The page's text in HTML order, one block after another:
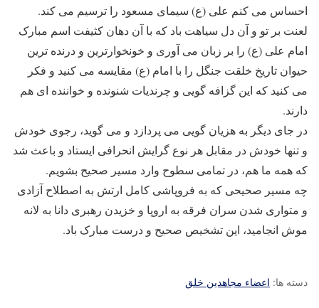
احساس می کنم علی (ع) سیمای مسعود را ترسیم می کند.
لعنت بر تو و آن دل سیاهت باد که با آن دهان کثیفت اسم مبارک
امام علی (ع) را بر زبان می آوری و خونخوارترین و درنده ترین
حیوان تاریخ خلقت جنگل را با امام (ع) مقایسه می کنید و فکر
می کنید که این گزافه گویی و چرندیات شنونده و خواننده ای هم
دارند.
در جای دیگر به هزیان گویی می پردازد و می گوید، رجوی خودش
و تنها خودش در مقابل هر نوع گرایش انحرافی ایستاد و باعث شد
که همه ما هم، در تمامی سطوح وارد مسیر صحیح بشویم.
چه مسیر صحیحی که به فروپاشی کامل ارتش به اصطلاح آزادی
و متواری شدن سران فرقه به اروپا و خزیدن رهبری دانا به لانه
موش انجامید، این تشخیص صحیح و درست مبارک باد.
دسته ها: اعضاء مجاهدین خلق